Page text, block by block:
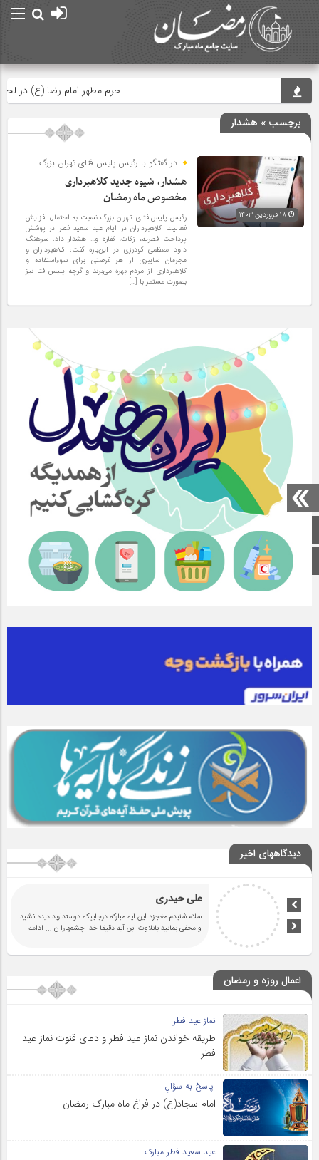
صفحه اصلی
اینستاگرام
حرم مطهر امام رضا (ع) در لحظه
برچسب » هشدار
در گفتگو با رئیس پلیس فتای تهران بزرگ
هشدار، شیوه جدید کلاهبرداری
مخصوص ماه رمضان
رئیس پلیس فتای تهران بزرگ نسبت به احتمال افزایش
فعالیت کلاهبرداران در ایام عید سعید فطر در پوشش
پرداخت فطریه، زکات، کفاره و… هشدار داد. سرهنگ
داود معظمی گودرزی در این‌باره گفت: کلاهبرداران و
مجرمان سایبری از هر فرصتی برای سوء‌استفاده و
کلاهبرداری از مردم بهره می‌برند و گرچه پلیس فتا نیز
بصورت مستمر با […]
دیدگاههای اخیر
علی حیدری
سلام شنیدم مغجزه این آیه مبارکه درجاییکه دوستدارید دیده نشید
و مخفی بمانید باتلاوت ابن آیه دقیقا خدا چشمهارا ن ... ادامه
اعمال روزه و رمضان
نماز عید فطر
طریقه خواندن نماز عید فطر و دعای قنوت نماز عید
فطر
پاسخ به سؤالِ
امام سجاد(ع) در فراغ ماه مبارک رمضان
عید سعید فطر مبارک